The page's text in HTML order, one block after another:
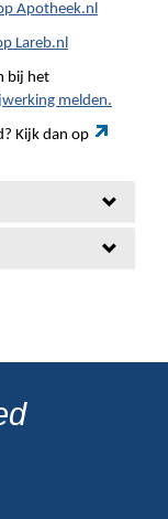
Apotheek.nl
Lareb.nl
bij het
melden.
Kijk dan op